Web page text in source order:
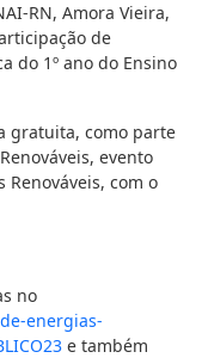
RN, Amora Vieira,
de
do 1º ano do Ensino
gratuita, como parte
evento
Renováveis, com o
no
energias-
e também